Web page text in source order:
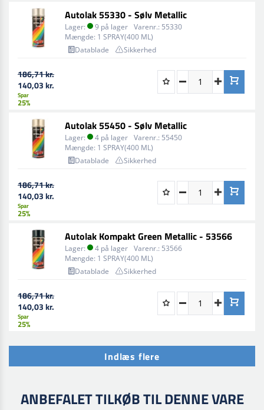
Autolak 55330 - Sølv Metallic
Lager: 9 på lager Varenr.: 55330
Mængde: 1 SPRAY(400 ML)
Datablade
Sikkerhed
186,71 kr.
140,03 kr.
Spar
25%
Autolak 55450 - Sølv Metallic
Lager: 4 på lager Varenr.: 55450
Mængde: 1 SPRAY(400 ML)
Datablade
Sikkerhed
186,71 kr.
140,03 kr.
Spar
25%
Autolak Kompakt Green Metallic - 53566
Lager: 4 på lager Varenr.: 53566
Mængde: 1 SPRAY(400 ML)
Datablade
Sikkerhed
186,71 kr.
140,03 kr.
Spar
25%
Indlæs flere
ANBEFALET TILKØB TIL DENNE VARE